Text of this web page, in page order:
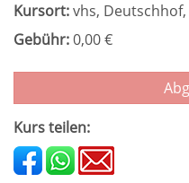
Kursort:vhs,
Gebühr:0,00 €
Kurs teilen: